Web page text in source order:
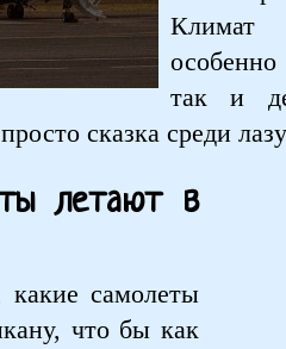
Климат
особенно
так и
сказка среди
летают в
какие самолеты
что бы как